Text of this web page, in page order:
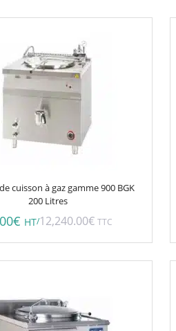
cuisson à gaz gamme 900 BGK
200 Litres
€ HT/12,240.00€ TTC